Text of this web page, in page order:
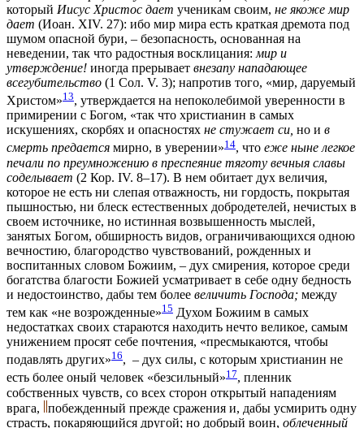
который Иисус Христос дает ученикам своим, не якоже мир
дает (Иоан. XIV. 27): ибо мир мира есть краткая дремота под
шумом опасной бури, – безопасность, основанная на
неведении, так что радостныя восклицания: мир и
утверждение! иногда прерывает внезапу нападающее
всегубительство (1 Сол. V. 3); напротив того, «мир, даруемый
Христом»13, утверждается на непоколебимой уверенности в
примирении с Богом, «так что христианин в самых
искушениях, скорбях и опасностях не стужает си, но и в
смерть предается мирно, в уверении»14, что еже ныне легкое
печали по преумножению в преспеяние тяготу вечныя славы
соделывает (2 Кор. IV. 8–17). В нем обитает дух величия,
которое не есть ни слепая отважность, ни гордость, покрытая
пышностью, ни блеск естественных добродетелей, нечистых в
своем источнике, но истинная возвышенность мыслей,
занятых Богом, обширность видов, ограничивающихся одною
вечностию, благородство чувствований, рожденных и
воспитанных словом Божиим, – дух смирения, которое среди
богатства благости Божией усматривает в себе одну бедность
и недостоинство, дабы тем более величить Господа; между
тем как «не возрожденные»15 Духом Божиим в самых
недостатках своих стараются находить нечто великое, самым
унижением просят себе почтения, «пресмыкаются, чтобы
подавлять других»16, – дух силы, с которым христианин не
есть более оный человек «безсильный»17, пленник
собственных чувств, со всех сторон открытый нападениям
врага,
побежденный прежде сражения и, дабы усмирить одну
страсть, покаряющийся другой; но добрый воин, облеченный